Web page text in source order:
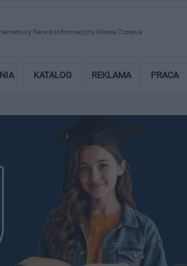
Serwis Informacyjny Miasta Tczewa
KATALOG REKLAMA PRACA